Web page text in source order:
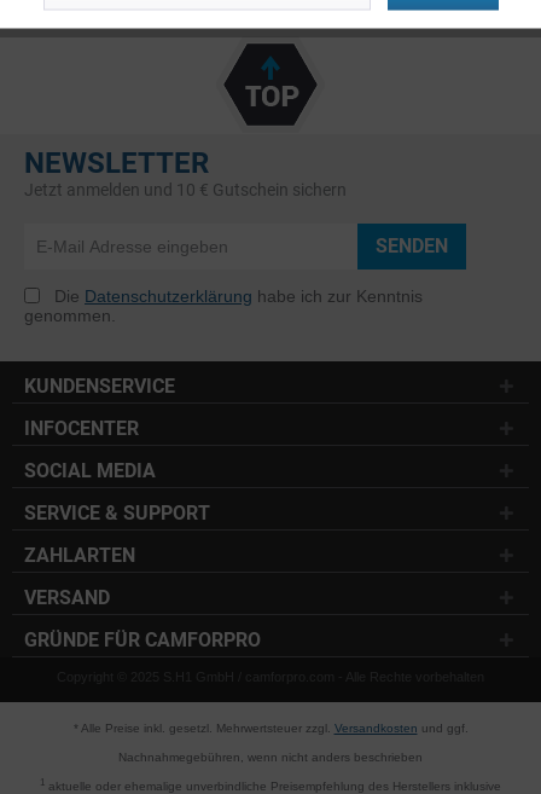
NEWSLETTER
Jetzt anmelden und 10 € Gutschein sichern
SENDEN
Die Datenschutzerklärung habe ich zur Kenntnis
genommen.
KUNDENSERVICE
INFOCENTER
SOCIAL MEDIA
SERVICE & SUPPORT
ZAHLARTEN
VERSAND
GRÜNDE FÜR CAMFORPRO
Copyright © 2025 S.H1 GmbH / camforpro.com - Alle Rechte vorbehalten
* Alle Preise inkl. gesetzl. Mehrwertsteuer zzgl. Versandkosten und ggf.
Nachnahmegebühren, wenn nicht anders beschrieben
1 aktuelle oder ehemalige unverbindliche Preisempfehlung des Herstellers inklusive